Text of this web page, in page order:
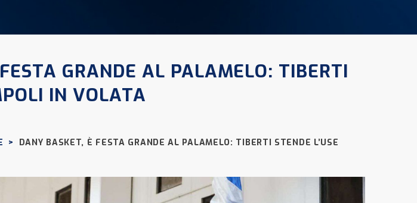
GRANDE AL PALAMELO: TIBERTI
IN VOLATA
>
DANY BASKET, È FESTA GRANDE AL PALAMELO: TIBERTI STENDE L’USE